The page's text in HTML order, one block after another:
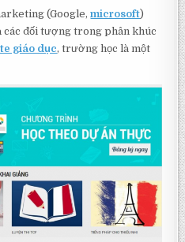
(Google,microsoft)
các đối tượng trong phân khúc
giáo dục, trường học là một